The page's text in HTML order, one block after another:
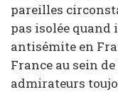
pareilles
pas isolée quand
antisémite en
France au sein
admirateurs